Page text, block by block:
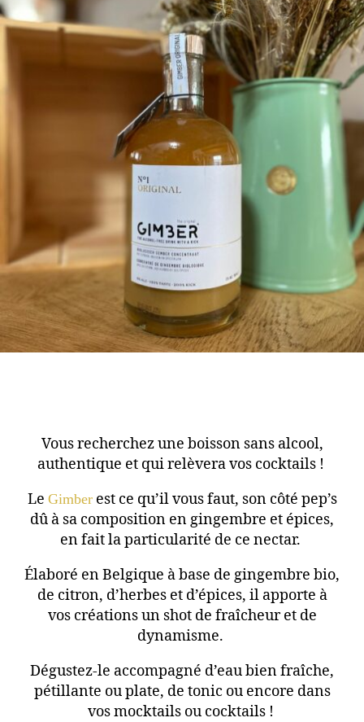
Vous recherchez une boisson sans alcool,
authentique et qui relèvera vos cocktails !
Le Gimberest ce qu’il vous faut, son côté pep’s
dû à sa composition en gingembre et épices,
en fait la particularité de ce nectar.
Élaboré en Belgique à base de gingembre bio,
de citron, d’herbes et d’épices, il apporte à
vos créations un shot de fraîcheur et de
dynamisme.
Dégustez-le accompagné d’eau bien fraîche,
pétillante ou plate, de tonic ou encore dans
vos mocktails ou cocktails !